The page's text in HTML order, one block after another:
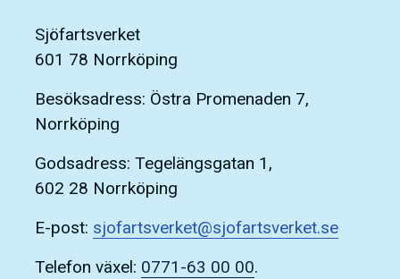
Sjöfartsverket
601 78 Norrköping
Besöksadress: Östra Promenaden 7,
Norrköping
Godsadress: Tegelängsgatan 1,
602 28 Norrköping
E-post: sjofartsverket@sjofartsverket.se
Telefon växel: 0771-63 00 00.